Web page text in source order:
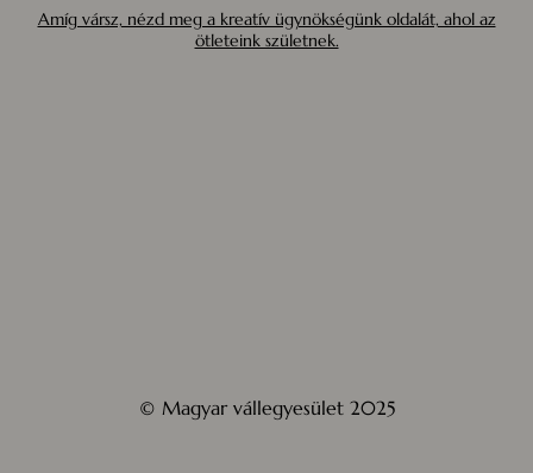
Amíg vársz, nézd meg a kreatív ügynökségünk oldalát, ahol az
ötleteink születnek.
© Magyar vállegyesület 2025